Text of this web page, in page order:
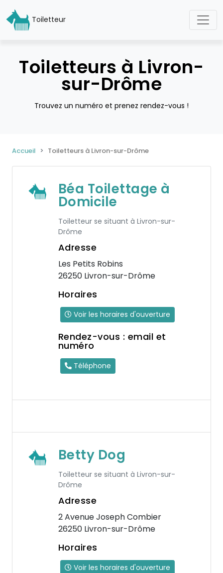
Toiletteur
Toiletteurs à Livron-
sur-Drôme
Trouvez un numéro et prenez rendez-vous !
Accueil Toiletteurs à Livron-sur-Drôme
Béa Toilettage à
Domicile
Toiletteur se situant à Livron-sur-
Drôme
Adresse
Les Petits Robins
26250 Livron-sur-Drôme
Horaires
Voir les horaires d'ouverture
Rendez-vous : email et
numéro
Téléphone
Betty Dog
Toiletteur se situant à Livron-sur-
Drôme
Adresse
2 Avenue Joseph Combier
26250 Livron-sur-Drôme
Horaires
Voir les horaires d'ouverture